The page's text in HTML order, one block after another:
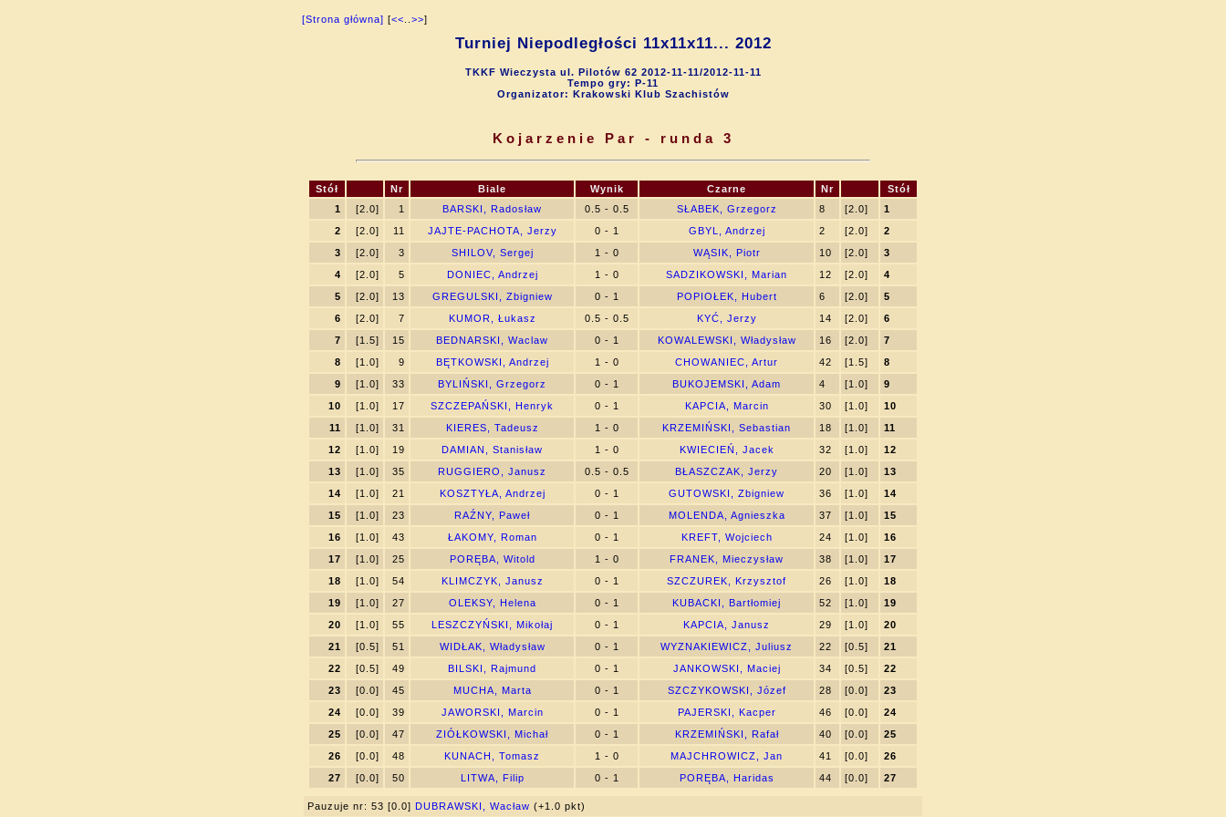
[Strona główna] [<< >>]
Turniej Niepodległości 11x11x11... 2012
TKKF Wieczysta ul. Pilotów 62 2012-11-11/2012-11-11
Tempo gry: P-11
Organizator: Krakowski Klub Szachistów
Kojarzenie Par - runda 3
Stół Nr Biale Wynik Czarne Nr
Stół
1
[2.0] 1 BARSKI, Radosław 0.5 - 0.5 SŁABEK, Grzegorz 8 [2.0]
1
2
[2.0] 11 JAJTE-PACHOTA, Jerzy 0 - 1 GBYL, Andrzej 2 [2.0]
2
3
[2.0] 3 SHILOV, Sergej 1 - 0 WĄSIK, Piotr 10 [2.0]
3
4
[2.0] 5 DONIEC, Andrzej 1 - 0 SADZIKOWSKI, Marian 12 [2.0]
4
5
[2.0] 13 GREGULSKI, Zbigniew 0 - 1 POPIOŁEK, Hubert 6 [2.0]
5
6
[2.0] 7 KUMOR, Łukasz 0.5 - 0.5 KYĆ, Jerzy 14 [2.0]
6
7
[1.5] 15 BEDNARSKI, Waclaw 0 - 1 KOWALEWSKI, Władysław 16 [2.0]
7
8
[1.0] 9 BĘTKOWSKI, Andrzej 1 - 0 CHOWANIEC, Artur 42 [1.5]
8
9
[1.0] 33 BYLIŃSKI, Grzegorz 0 - 1 BUKOJEMSKI, Adam 4 [1.0]
9
10
[1.0] 17 SZCZEPAŃSKI, Henryk 0 - 1 KAPCIA, Marcin 30 [1.0]
10
11
[1.0] 31 KIERES, Tadeusz 1 - 0 KRZEMIŃSKI, Sebastian 18 [1.0]
11
12
[1.0] 19 DAMIAN, Stanisław 1 - 0 KWIECIEŃ, Jacek 32 [1.0]
12
13
[1.0] 35 RUGGIERO, Janusz 0.5 - 0.5 BŁASZCZAK, Jerzy 20 [1.0]
13
14
[1.0] 21 KOSZTYŁA, Andrzej 0 - 1 GUTOWSKI, Zbigniew 36 [1.0]
14
15
[1.0] 23 RAŹNY, Paweł 0 - 1 MOLENDA, Agnieszka 37 [1.0]
15
16
[1.0] 43 ŁAKOMY, Roman 0 - 1 KREFT, Wojciech 24 [1.0]
16
17
[1.0] 25 PORĘBA, Witold 1 - 0 FRANEK, Mieczysław 38 [1.0]
17
18
[1.0] 54 KLIMCZYK, Janusz 0 - 1 SZCZUREK, Krzysztof 26 [1.0]
18
19
[1.0] 27 OLEKSY, Helena 0 - 1 KUBACKI, Bartłomiej 52 [1.0]
19
20
[1.0] 55 LESZCZYŃSKI, Mikołaj 0 - 1 KAPCIA, Janusz 29 [1.0]
20
21
[0.5] 51 WIDŁAK, Władysław 0 - 1 WYZNAKIEWICZ, Juliusz 22 [0.5]
21
22
[0.5] 49 BILSKI, Rajmund 0 - 1 JANKOWSKI, Maciej 34 [0.5]
22
23
[0.0] 45 MUCHA, Marta 0 - 1 SZCZYKOWSKI, Józef 28 [0.0]
23
24
[0.0] 39 JAWORSKI, Marcin 0 - 1 PAJERSKI, Kacper 46 [0.0]
24
25
[0.0] 47 ZIÓŁKOWSKI, Michał 0 - 1 KRZEMIŃSKI, Rafał 40 [0.0]
25
26
[0.0] 48 KUNACH, Tomasz 1 - 0 MAJCHROWICZ, Jan 41 [0.0]
26
27
[0.0] 50 LITWA, Filip 0 - 1 PORĘBA, Haridas 44 [0.0] 27
Pauzuje nr: 53 [0.0] DUBRAWSKI, Wacław (+1.0 pkt)